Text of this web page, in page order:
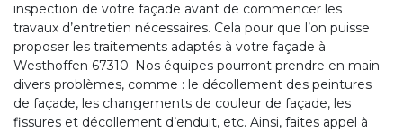
inspection de votre façade avant de commencer les
travaux d’entretien nécessaires. Cela pour que l’on puisse
proposer les traitements adaptés à votre façade à
Westhoffen 67310. Nos équipes pourront prendre en main
divers problèmes, comme : le décollement des peintures
de façade, les changements de couleur de façade, les
fissures et décollement d’enduit, etc. Ainsi, faites appel à